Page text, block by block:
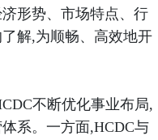
形势、市场特点、行
解,为顺畅、高效地开
不断优化事业布局,
系。一方面,HCDC与